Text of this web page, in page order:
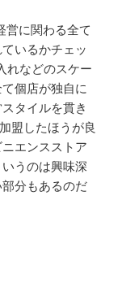
営に関わる全て
いるかチェッ
れなどのスケー
個店が独自に
タイルを貫き
盟したほうが良
エンスストア
うのは興味深
分もあるのだ